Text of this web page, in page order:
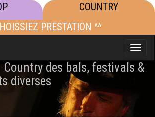
COUNTRY
PRESTATION ^^
Toggle
des bals, festivals &
diverses